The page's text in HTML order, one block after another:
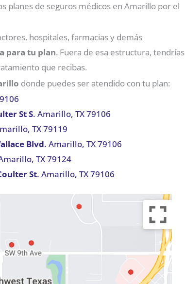
planes de seguros médicos en Amarillo por el
hospitales, farmacias y demás
para tu plan. Fuera de esa estructura, tendrías
que recibas.
donde puedes ser atendido con tu plan:
St S. Amarillo, TX 79106
TX 79119
Blvd. Amarillo, TX 79106
TX 79124
St. Amarillo, TX 79106